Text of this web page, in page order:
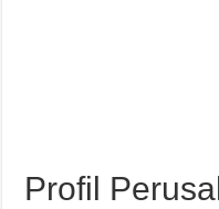
Profil